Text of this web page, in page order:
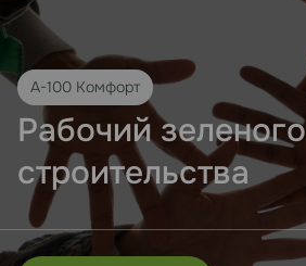
А-100 Комфорт
Рабочий зеленого
строительства